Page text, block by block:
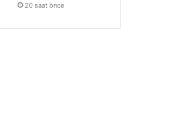
20 saat önce